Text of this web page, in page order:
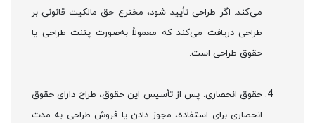
می‌کند. اگر طراحی تأیید شود، مخترع حق مالکیت قانونی بر
طراحی دریافت می‌کند که معمولاً به‌صورت پتنت طراحی یا
حقوق طراحی است.
حقوق انحصاری: پس از تأسیس این حقوق، طراح دارای حقوق
انحصاری برای استفاده، مجوز دادن یا فروش طراحی به مدت